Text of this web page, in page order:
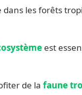
dans les forêts
est
de lafaune